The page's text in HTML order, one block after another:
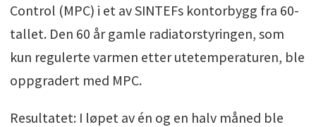
Control (MPC) i et av SINTEFs kontorbygg fra 60-
tallet. Den 60 år gamle radiatorstyringen, som
kun regulerte varmen etter utetemperaturen, ble
oppgradert med MPC.
Resultatet: I løpet av én og en halv måned ble